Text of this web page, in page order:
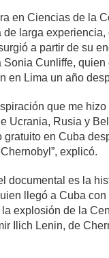
en Ciencias de la
de larga experiencia,
a partir de su
Sonia Cunliffe, quien
en Lima un año
que me
Ucrania, Rusia y
gratuito en Cuba
explicó.
documental es la
llegó a Cuba con
explosión de la
Ilich Lenin, de